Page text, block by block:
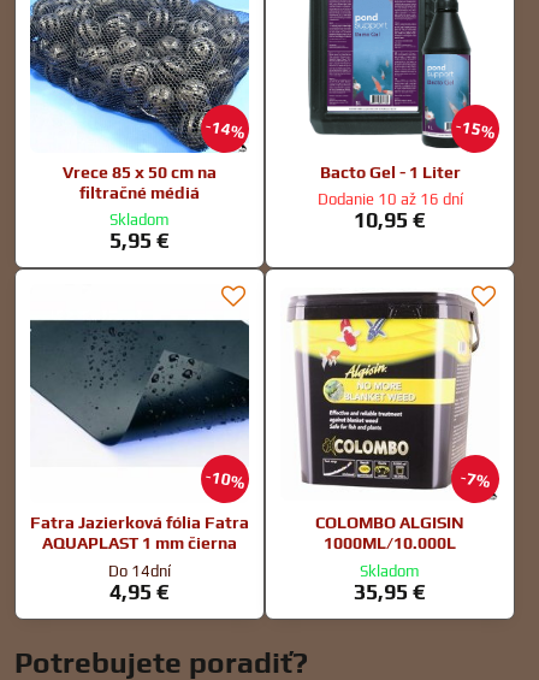
14%
Vrece 85 x 50 cm na
filtračné médiá
Skladom
5,95 €
15%
Bacto Gel - 1 Liter
Dodanie 10 až 16 dní
10,95 €
10%
Fatra Jazierková fólia Fatra
AQUAPLAST 1 mm čierna
Do 14dní
4,95 €
7%
COLOMBO ALGISIN
1000ML/10.000L
Skladom
35,95 €
Potrebujete poradiť?